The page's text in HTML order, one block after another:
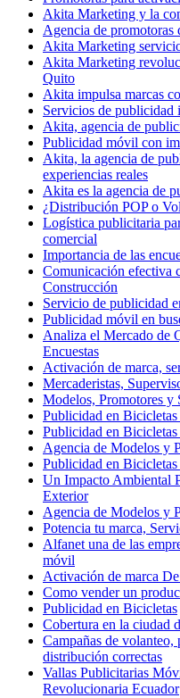
Akita Marketing y la
Agencia de promotoras
Akita Marketing
Akita Marketing
Quito
Akita impulsa marcas
Servicios de publicidad
Akita, agencia de
Publicidad móvil con
Akita, la agencia de
experiencias reales
Akita es la agencia de
¿Distribución POP o
Logística publicitaria
comercial
Importancia de las
Comunicación efectiva
Construcción
Servicio de publicidad
Publicidad móvil en
Analiza el Mercado de
Encuestas
Activación de marca,
Mercaderistas,
Modelos, Promotores y
Publicidad en
Publicidad en
Agencia de Modelos y
Publicidad en
Un Impacto Ambiental
Exterior
Agencia de Modelos y
Potencia tu marca,
Alfanet una de las
móvil
Activación de marca
Como vender un
Publicidad en Bicicletas
Cobertura en la ciudad
Campañas de volanteo,
distribución correctas
Vallas Publicitarias
Revolucionaria Ecuador